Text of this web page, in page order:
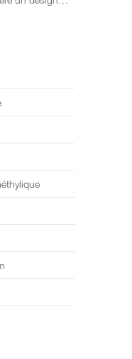
durable.